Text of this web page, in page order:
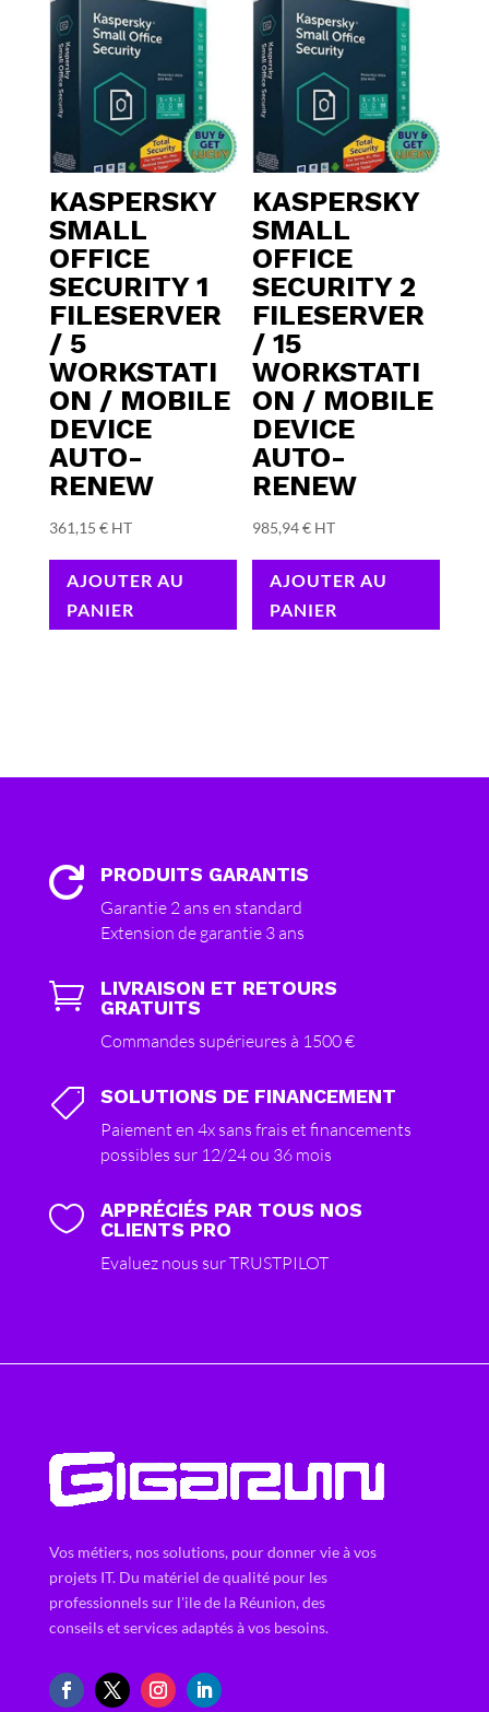
KASPERSKY
SMALL
OFFICE
SECURITY 1
FILESERVER
/ 5
WORKSTATI
ON / MOBILE
DEVICE
AUTO-
RENEW
361,15 € HT
AJOUTER AU
PANIER
KASPERSKY
SMALL
OFFICE
SECURITY 2
FILESERVER
/ 15
WORKSTATI
ON / MOBILE
DEVICE
AUTO-
RENEW
985,94€ HT
AJOUTER AU
PANIER
 PRODUITS GARANTIS
Garantie 2 ans en standard
Extension de garantie 3 ans

LIVRAISON ET RETOURS
GRATUITS
Commandes supérieures à 1500 €
 SOLUTIONS DE FINANCEMENT
Paiement en 4x sans frais et financements
possibles sur 12/24 ou 36 mois

APPRÉCIÉS PAR TOUS NOS
CLIENTS PRO
Evaluez nous sur TRUSTPILOT
Vos métiers, nos solutions, pour donner vie à vos
projets IT. Du matériel de qualité pour les
professionnels sur l'ile de la Réunion, des
conseils et services adaptés à vos besoins.